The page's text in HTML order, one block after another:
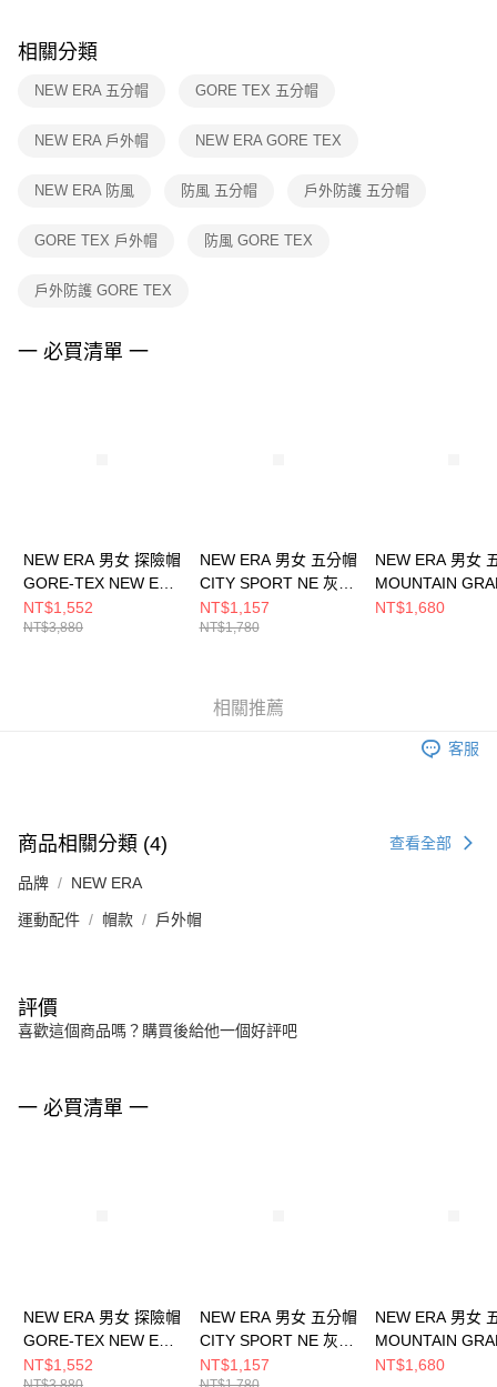
※ 交易是否成功請以「AFTEE先享後付 」之結帳頁面顯示為準，若有關於
是否繳費成功／繳費後需取消欲退款等相關疑問，請聯繫「AFTEE先享後付
客戶支援中心」https://netprotections.freshdesk.com/support/home
１．透過由恩沛科技股份有限公司提供之「AFTEE先享後付」服務完成之交
權轉讓予恩沛科技股份有限公司。
３．未成年的使用者請事先徵得法定代理人或監護人之同意方可使用
任。
請求用戶進行身份認證。
５．嚴禁一人註冊多個帳號或使用他人資訊註冊。若發現惡意使用之情形，
相關分類
NEW ERA 五分帽 GORE TEX 五分帽
NEW ERA 戶外帽 NEW ERA GORE TEX
NEW ERA 防風 防風 五分帽 戶外防護 五分帽
GORE TEX 戶外帽 防風 GORE TEX
戶外防護 GORE TEX
一 必買清單 一
NEW ERA 男女 探險帽
GORE-TEX NEW ERA
NE13956956
NT$1,552
NT$3,880
NEW ERA 男女 五分帽
CITY SPORT NE 灰
NE14499858
NT$1,157
NT$1,780
NEW ERA 男女
MOUNTAIN
FW25 NEW ERA
NT$1,680
相關推薦
客服
商品相關分類 (4) 查看全部
品牌 NEW ERA
運動配件 帽款 戶外帽
評價
喜歡這個商品嗎？購買後給他一個好評吧
一 必買清單 一
NEW ERA 男女 探險帽
GORE-TEX NEW ERA
NE13956956
NT$1,552
NEW ERA 男女 五分帽
CITY SPORT NE 灰
NE14499858
NT$1,157
NEW ERA 男女
MOUNTAIN
FW25 NEW ERA
NT$1,680